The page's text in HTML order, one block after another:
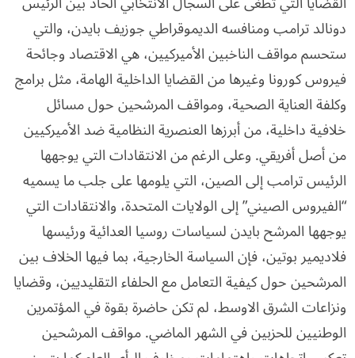
دونالد ترامب ومنافسه الديموقراطي جوزيف بايدن، والتي
ستحسم مواقف الناخبين الأميركيين، هي الاقتصاد وجائحة
فيروس كورونا وغيرها من القضايا الداخلية الهامة، مثل برامج
وكلفة العناية الصحية، ومواقف المرشحين حول مسائل
خلافية داخلية، من أبرزها العنصرية النظامية ضد الأميركيين
من أصل أفريقي. وعلى الرغم من الانتقادات التي يوجهها
الرئيس ترامب إلى الصين، التي يلومها على جلب ما يسميه
“الفيروس الصيني” إلى الولايات المتحدة، والانتقادات التي
يوجهها المرشح بايدن لسياسات روسيا العدائية ورئيسها
فلاديمير بوتين، فإن السياسة الخارجية، بما فيها الخلاف بين
المرشحين حول كيفية التعامل مع الحلفاء التقليديين، وقضايا
ونزاعات الشرق الاوسط، لم تكن حاضرة بقوة في المؤتمرين
الوطنيين للحزبين في الشهر الماضي. مواقف المرشحين